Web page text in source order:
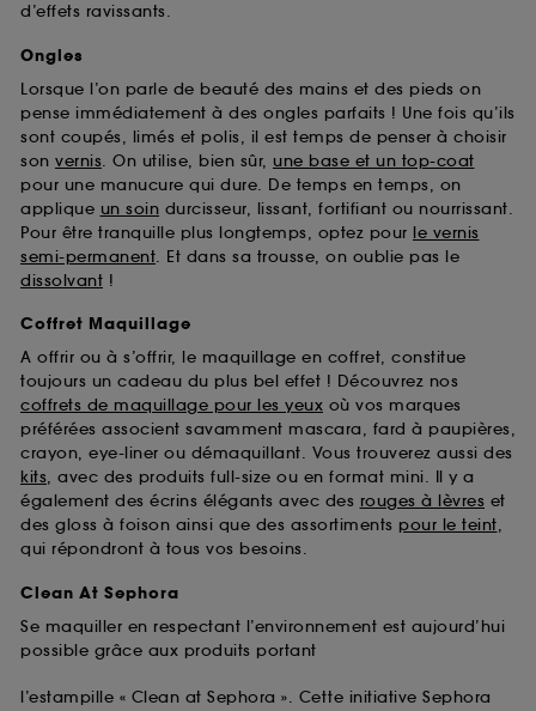
d’effets ravissants.
Ongles
Lorsque l’on parle de beauté des mains et des pieds on
pense immédiatement à des ongles parfaits ! Une fois qu’ils
sont coupés, limés et polis, il est temps de penser à choisir
son vernis. On utilise, bien sûr, une base et un top-coat
pour une manucure qui dure. De temps en temps, on
applique un soin durcisseur, lissant, fortifiant ou nourrissant.
Pour être tranquille plus longtemps, optez pour le vernis
semi-permanent. Et dans sa trousse, on oublie pas le
dissolvant !
Coffret Maquillage
A offrir ou à s’offrir, le maquillage en coffret, constitue
toujours un cadeau du plus bel effet ! Découvrez nos
coffrets de maquillage pour les yeux où vos marques
préférées associent savamment mascara, fard à paupières,
crayon, eye-liner ou démaquillant. Vous trouverez aussi des
kits, avec des produits full-size ou en format mini. Il y a
également des écrins élégants avec des rouges à lèvres et
des gloss à foison ainsi que des assortiments pour le teint,
qui répondront à tous vos besoins.
Clean At Sephora
Se maquiller en respectant l’environnement est aujourd’hui
possible grâce aux produits portant
l’estampille « Clean at Sephora ». Cette initiative Sephora